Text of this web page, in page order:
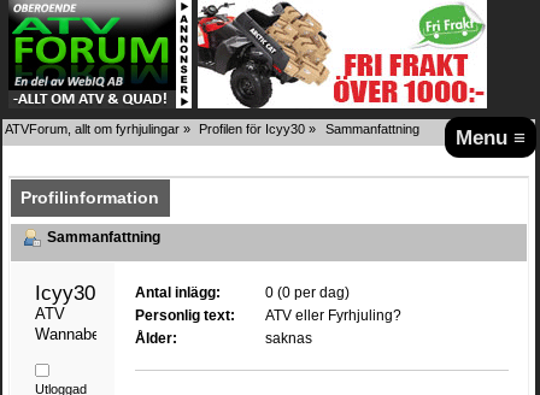
Menu ≡
ATVForum, allt om fyrhjulingar » Profilen för Icyy30 » Sammanfattning
Profilinformation
Sammanfattning
ATV
Wannabe
Utloggad
Antal inlägg:
0 (0 per dag)
Personlig text:
ATV eller Fyrhjuling?
Ålder:
saknas